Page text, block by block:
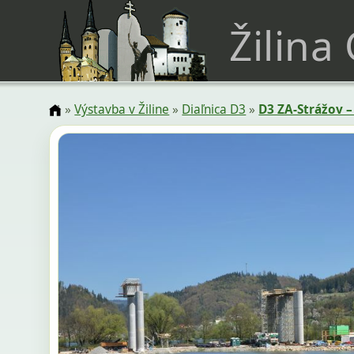
Žilina
»Výstavba v Žiline » Diaľnica D3 » D3 ZA-Strážov